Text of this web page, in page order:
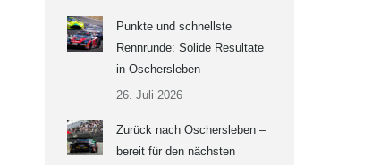
Punkte und schnellste
Rennrunde: Solide Resultate
in Oschersleben
26. Juli 2026
Zurück nach Oschersleben –
bereit für den nächsten